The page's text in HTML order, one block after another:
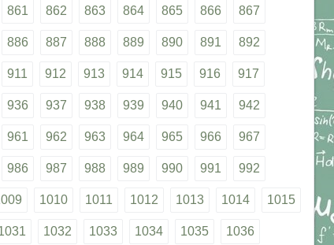
861 862 863 864 865 866 867
886 887 888 889 890 891 892
911 912 913 914 915 916 917
936 937 938 939 940 941 942
961 962 963 964 965 966 967
986 987 988 989 990 991 992
1010 1011 1012 1013 1014 1015
1032 1033 1034 1035 1036